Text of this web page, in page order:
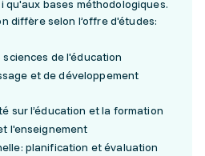
qu'aux bases méthodologiques.
diffère selon l’offre d'études:
de l'éducation
et de développement
sur l’éducation et la formation
l'enseignement
planification et évaluation